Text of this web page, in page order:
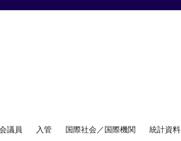
議員 入管 国際社会／国際機関 統計資料